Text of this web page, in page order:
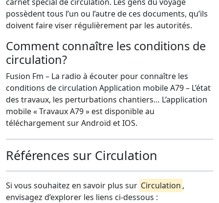
possèdent tous l’un ou l’autre de ces documents, qu’ils
doivent faire viser régulièrement par les autorités.
Comment connaître les conditions de
circulation?
Fusion Fm – La radio à écouter pour connaître les
conditions de circulation Application mobile A79 – L’état
des travaux, les perturbations chantiers… L’application
mobile « Travaux A79 » est disponible au
téléchargement sur Androïd et IOS.
Références sur Circulation
Si vous souhaitez en savoir plus sur Circulation ,
envisagez d’explorer les liens ci-dessous :